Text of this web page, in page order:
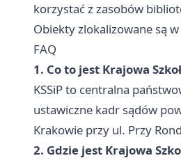
korzystać z zasobów
Obiekty zlokalizowane są
FAQ
1. Co to jest Krajowa
KSSiP to centralna
ustawiczne kadr sądów
Krakowie przy ul. Przy
2. Gdzie jest Krajowa